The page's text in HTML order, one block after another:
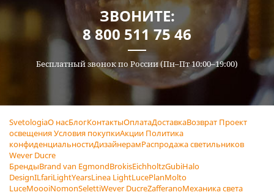
ЗВОНИТЕ:
8 800 511 75 46
Бесплатный звонок по России (Пн–Пт 10:00–19:00)
SvetologiaО насБлогКонтактыОплатаДоставкаВозврат Проект
освещенияУсловия покупкиАкции Политика
конфиденциальностиДизайнерамРаспродажа светильников
Wever Ducre
БрендыBrand van EgmondBrokisEichholtzGubiHalo
DesignILfariLightYearsLinea LightLucePlanMolto
LuceMoooiNomonSelettiWever DucreZafferanoМеханика света